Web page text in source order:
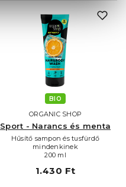
BIO
ORGANIC SHOP
Sport - Narancs és menta
Hűsítő sampon és tusfürdő
mindenkinek
200 ml
1.430 Ft